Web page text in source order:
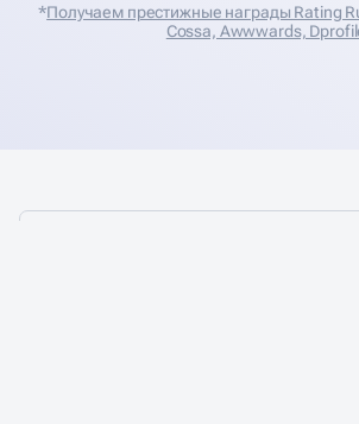
*Получаем престижные награды Rating
Cossa, Аwwwards,